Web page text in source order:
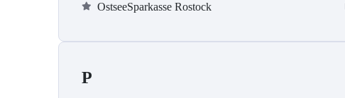
OstseeSparkasse Rostock
P